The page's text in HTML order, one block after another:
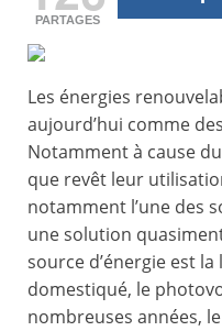
PARTAGES
Les énergies
aujourd’hui comme
Notamment à cause
que revêt leur
notamment l’une des
une solution
source d’énergie est
domestiqué, le
nombreuses années,